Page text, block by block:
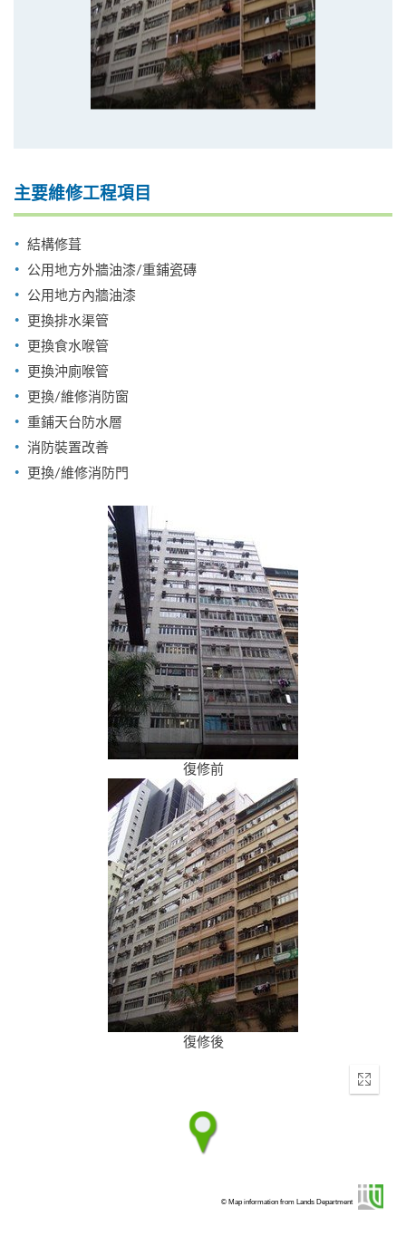
主要維修工程項目
結構修葺
公用地方外牆油漆/重鋪瓷磚
公用地方內牆油漆
更換排水渠管
更換食水喉管
更換沖廁喉管
更換/維修消防窗
重鋪天台防水層
消防裝置改善
更換/維修消防門
復修前
復修後
Enter
© Map information from Lands Department